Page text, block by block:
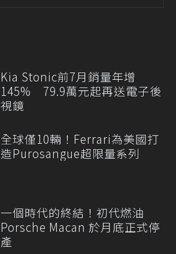
Kia Stonic前7月銷量年增
145% 79.9萬元起再送電子後
視鏡
全球僅10輛！Ferrari為美國打
造Purosangue超限量系列
一個時代的終結！初代燃油
Porsche Macan 於月底正式停
產